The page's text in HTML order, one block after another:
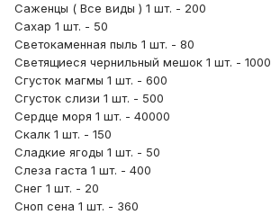
Саженцы ( Все виды ) 1 шт. - 200
Сахар 1 шт. - 50
Светокаменная пыль 1 шт. - 80
Светящиеся чернильный мешок 1 шт. - 1000
Сгусток магмы 1 шт. - 600
Сгусток слизи 1 шт. - 500
Сердце моря 1 шт. - 40000
Скалк 1 шт. - 150
Сладкие ягоды 1 шт. - 50
Слеза гаста 1 шт. - 400
Снег 1 шт. - 20
Сноп сена 1 шт. - 360